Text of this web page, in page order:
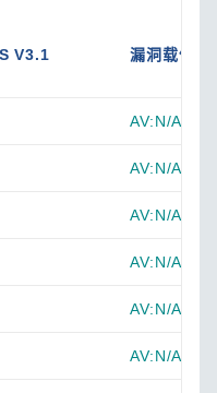
V3.1 漏洞载体
AV:N/
AV:N/
AV:N/
AV:N/
AV:N/
AV:N/